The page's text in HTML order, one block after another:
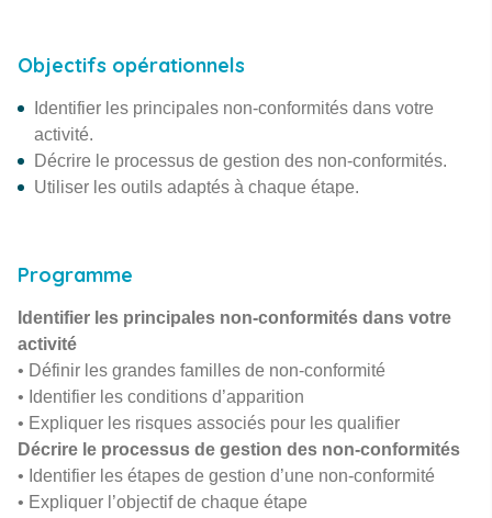
Objectifs opérationnels
Identifier les principales non-conformités dans votre
activité.
Décrire le processus de gestion des non-conformités.
Utiliser les outils adaptés à chaque étape.
Programme
Identifier les principales non-conformités dans votre
activité
• Définir les grandes familles de non-conformité
• Identifier les conditions d’apparition
• Expliquer les risques associés pour les qualifier
Décrire le processus de gestion des non-conformités
• Identifier les étapes de gestion d’une non-conformité
• Expliquer l’objectif de chaque étape